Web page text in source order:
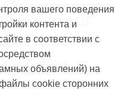
карта #ArcGIS
вашего поведения
контента и
в соответствии с
объявлений) на
cookie сторонних